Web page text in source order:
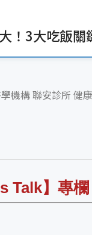
！3大吃飯關
機構 聯安診所 健
Talk】專欄